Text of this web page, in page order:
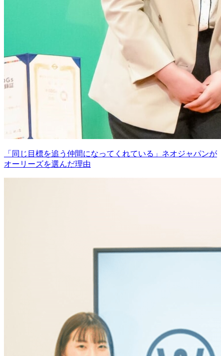
「同じ目標を追う仲間になってくれている」ネオジャパンが
オーリーズを選んだ理由